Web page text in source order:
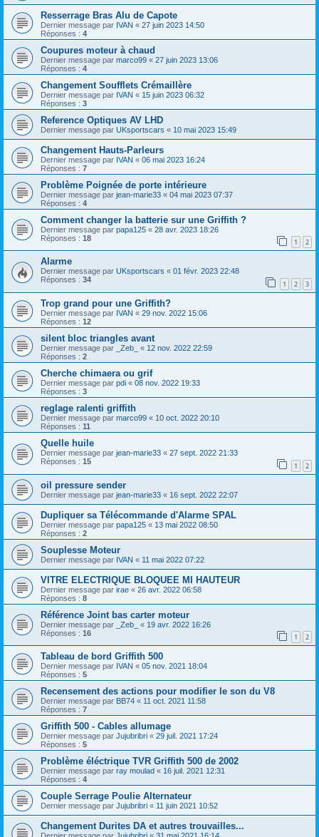
Resserrage Bras Alu de Capote
Dernier message par IVAN « 27 juin 2023 14:50
Réponses : 4
Coupures moteur à chaud
Dernier message par marco99 « 27 juin 2023 13:06
Réponses : 4
Changement Soufflets Crémaillère
Dernier message par IVAN « 15 juin 2023 06:32
Réponses : 3
Reference Optiques AV LHD
Dernier message par UKsportscars « 10 mai 2023 15:49
Changement Hauts-Parleurs
Dernier message par IVAN « 06 mai 2023 16:24
Réponses : 7
Problème Poignée de porte intérieure
Dernier message par jean-marie33 « 04 mai 2023 07:37
Réponses : 4
Comment changer la batterie sur une Griffith ?
Dernier message par papa125 « 28 avr. 2023 18:26
Réponses : 18 1 2
Alarme
Dernier message par UKsportscars « 01 févr. 2023 22:48
Réponses : 34 1 2 3
Trop grand pour une Griffith?
Dernier message par IVAN « 29 nov. 2022 15:06
Réponses : 12
silent bloc triangles avant
Dernier message par _Zeb_ « 12 nov. 2022 22:59
Réponses : 2
Cherche chimaera ou grif
Dernier message par pdi « 08 nov. 2022 19:33
Réponses : 3
reglage ralenti griffith
Dernier message par marco99 « 10 oct. 2022 20:10
Réponses : 11
Quelle huile
Dernier message par jean-marie33 « 27 sept. 2022 21:33
Réponses : 15 1 2
oil pressure sender
Dernier message par jean-marie33 « 16 sept. 2022 22:07
Dupliquer sa Télécommande d'Alarme SPAL
Dernier message par papa125 « 13 mai 2022 08:50
Réponses : 2
Souplesse Moteur
Dernier message par IVAN « 11 mai 2022 07:22
VITRE ELECTRIQUE BLOQUEE MI HAUTEUR
Dernier message par irae « 26 avr. 2022 06:58
Réponses : 8
Référence Joint bas carter moteur
Dernier message par _Zeb_ « 19 avr. 2022 16:26
Réponses : 16 1 2
Tableau de bord Griffith 500
Dernier message par IVAN « 05 nov. 2021 18:04
Réponses : 5
Recensement des actions pour modifier le son du V8
Dernier message par BB74 « 11 oct. 2021 11:58
Réponses : 7
Griffith 500 - Cables allumage
Dernier message par Jujubribri « 29 juil. 2021 17:24
Réponses : 5
Problème éléctrique TVR Griffith 500 de 2002
Dernier message par ray moulad « 16 juil. 2021 12:31
Réponses : 4
Couple Serrage Poulie Alternateur
Dernier message par Jujubribri « 11 juin 2021 10:52
Changement Durites DA et autres trouvailles...